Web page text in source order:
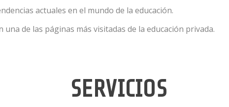
actuales en el mundo de la educación.
una de las páginas más visitadas de la educación privada.
SERVICIOS